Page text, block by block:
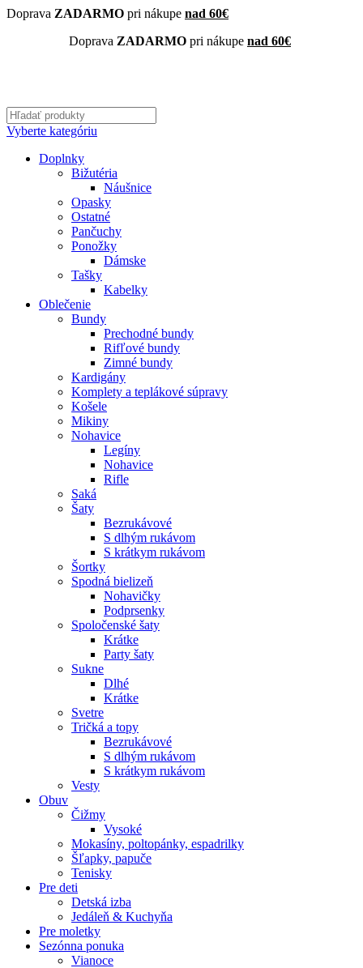
Doprava ZADARMO pri nákupe nad 60€
Doprava ZADARMO pri nákupe nad 60€
Vyberte kategóriu
Doplnky
Bižutéria
Náušnice
Opasky
Ostatné
Pančuchy
Ponožky
Dámske
Tašky
Kabelky
Oblečenie
Bundy
Prechodné bundy
Rifľové bundy
Zimné bundy
Kardigány
Komplety a teplákové súpravy
Košele
Mikiny
Nohavice
Legíny
Nohavice
Rifle
Saká
Šaty
Bezrukávové
S dlhým rukávom
S krátkym rukávom
Šortky
Spodná bielizeň
Nohavičky
Podprsenky
Spoločenské šaty
Krátke
Party šaty
Sukne
Dlhé
Krátke
Svetre
Tričká a topy
Bezrukávové
S dlhým rukávom
S krátkym rukávom
Vesty
Obuv
Čižmy
Vysoké
Mokasíny, poltopánky, espadrilky
Šľapky, papuče
Tenisky
Pre deti
Detská izba
Jedáleň & Kuchyňa
Pre moletky
Sezónna ponuka
Vianoce